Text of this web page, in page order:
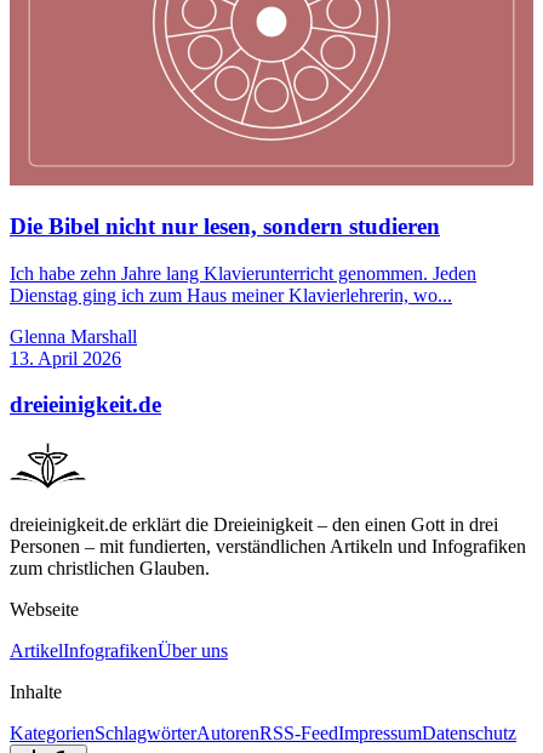
Die Bibel nicht nur lesen, sondern studieren
Ich habe zehn Jahre lang Klavierunterricht genommen. Jeden
Dienstag ging ich zum Haus meiner Klavierlehrerin, wo...
Glenna Marshall
13. April 2026
dreieinigkeit.de
dreieinigkeit.de erklärt die Dreieinigkeit – den einen Gott in drei
Personen – mit fundierten, verständlichen Artikeln und Infografiken
zum christlichen Glauben.
Webseite
ArtikelInfografikenÜber uns
Inhalte
KategorienSchlagwörterAutorenRSS-FeedImpressumDatenschutz